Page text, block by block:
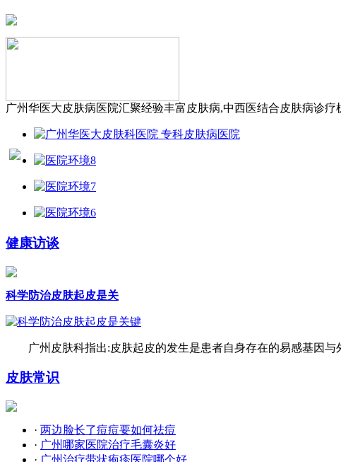
广州华医大皮肤病医院汇聚经验丰富皮肤病,中西医结合皮肤病诊
健康访谈
科学防治皮肤起皮是关
广州皮肤科指出:皮肤起皮的发生是患者自身存在的易感基因
皮肤常识
· 两边脸长了痘痘要如何祛痘
· 广州哪家医院治疗毛囊炎好
· 广州治疗带状疱疹医院哪个好